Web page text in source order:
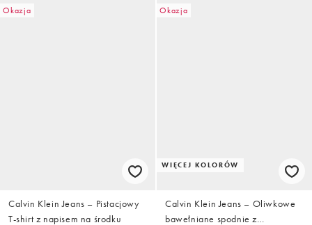
Okazja
Calvin Klein Jeans – Pistacjowy
T-shirt z napisem na środku
Okazja
WIĘCEJ KOLORÓW
Calvin Klein Jeans – Oliwkowe
bawełniane spodnie z